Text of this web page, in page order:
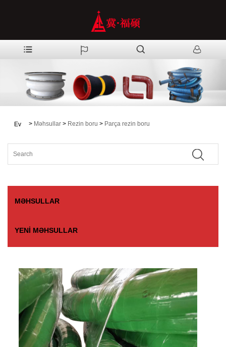
Ev > Məhsullar > Rezin boru > Parça rezin boru
MƏHSULLAR
YENI MƏHSULLAR